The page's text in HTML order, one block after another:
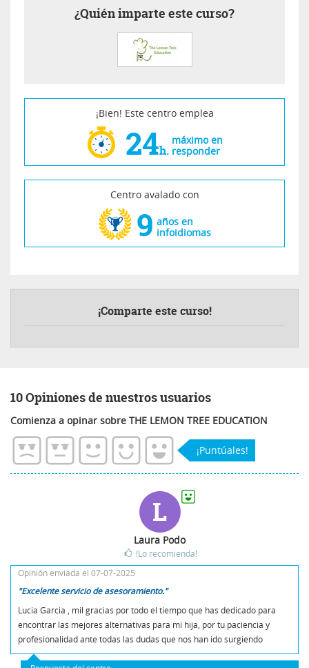
¿Quién imparte este curso?
¡Bien! Este centro emplea
24h.
máximo en
responder
Centro avalado con
9 años en
infoidiomas
¡Comparte este curso!
10 Opiniones de nuestros usuarios
Comienza a opinar sobre THE LEMON TREE EDUCATION
¡Puntúales!
L
Laura Podo
!Lo recomienda!
Opinión enviada el 07-07-2025
"Excelente servicio de asesoramiento."
Lucia Garcia , mil gracias por todo el tiempo que has dedicado para
encontrar las mejores alternativas para mi hija, por tu paciencia y
profesionalidad ante todas las dudas que nos han ido surgiendo